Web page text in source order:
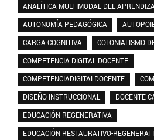
ANALÍTICA MULTIMODAL DEL
AUTONOMÍA PEDAGÓGICA
CARGA COGNITIVA
COLONIALISMO
COMPETENCIA DIGITAL DOCENTE
COMPETENCIADIGITALDOCENTE
DISEÑO INSTRUCCIONAL
DOCENTE
EDUCACIÓN REGENERATIVA
EDUCACIÓN RESTAURATIVO-